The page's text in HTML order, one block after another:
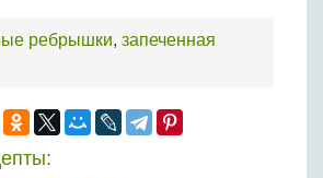
ребрышки, запеченная